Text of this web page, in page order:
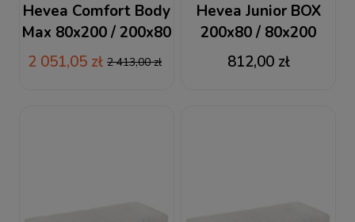
Hevea Comfort Body
Max 80x200 / 200x80
materac lateksowy
2 051,05 zł 2 413,00 zł
Hevea Junior BOX
200x80 / 80x200
materac kieszeniowy
812,00 zł